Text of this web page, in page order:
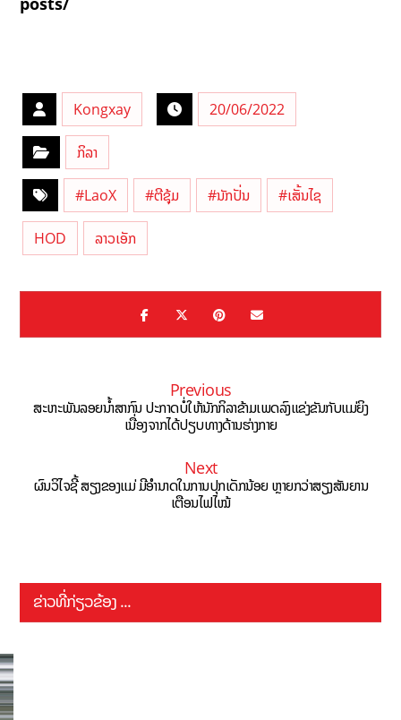
Kongxay 20/06/2022
ກິລາ
#LaoX #ຕີຊຸ້ມ #ນັກປັ່ນ #ເສັ້ນໄຊ
HOD ລາວເອັກ
Previous
ສະຫະພັນລອຍນໍ້າສາກົນ ປະກາດບໍ່ໃຫ້ນັກກິລາຂ້າມເພດລົງແຂ່ງຂັນກັບແມ່ຍິງ
ເນື່ອງຈາກໄດ້ປຽບທາງດ້ານຮ່າງກາຍ
Next
ຜົນວິໄຈຊີ້ ສຽງຂອງແມ່ ມີອຳນາດໃນການປຸກເດັກນ້ອຍ ຫຼາຍກວ່າສຽງສັນຍານ
ເຕືອນໄຟໄໝ້
ຂ່າວທີ່ກ່ຽວຂ້ອງ ...